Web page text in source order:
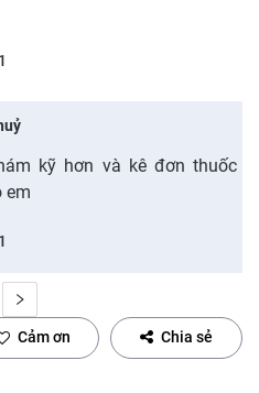
kỹ hơn và kê đơn thuốc
em
Cảm ơn Chia sẻ